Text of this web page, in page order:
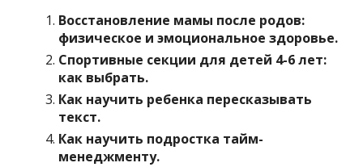
Восстановление мамы после родов:
физическое и эмоциональное здоровье.
Спортивные секции для детей 4-6 лет:
как выбрать.
Как научить ребенка пересказывать
текст.
Как научить подростка тайм-
менеджменту.